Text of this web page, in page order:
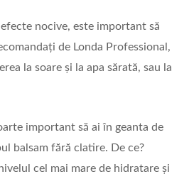
nocive, este important să
de Londa Professional,
la soare și la apa sărată, sau la
important să ai în geanta de
balsam fără clatire. De ce?
cel mai mare de hidratare și